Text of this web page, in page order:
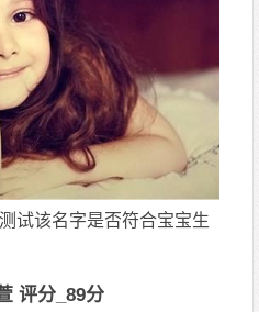
试该名字是否符合宝宝生
评分_89分